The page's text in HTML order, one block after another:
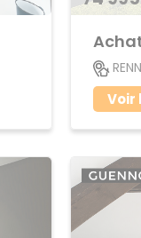
Voir